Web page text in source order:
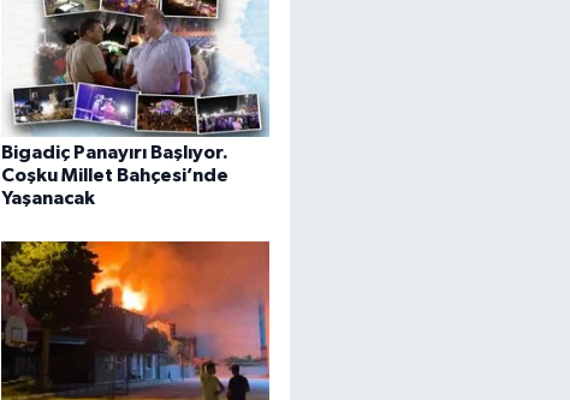
Bigadiç Panayırı Başlıyor.
Coşku Millet Bahçesi’nde
Yaşanacak